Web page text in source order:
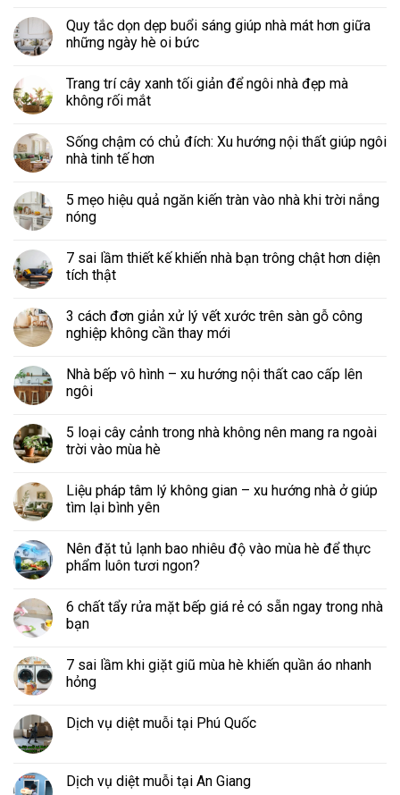
Quy tắc dọn dẹp buổi sáng giúp nhà mát hơn giữa
những ngày hè oi bức
Trang trí cây xanh tối giản để ngôi nhà đẹp mà
không rối mắt
Sống chậm có chủ đích: Xu hướng nội thất giúp ngôi
nhà tinh tế hơn
5 mẹo hiệu quả ngăn kiến tràn vào nhà khi trời nắng
nóng
7 sai lầm thiết kế khiến nhà bạn trông chật hơn diện
tích thật
3 cách đơn giản xử lý vết xước trên sàn gỗ công
nghiệp không cần thay mới
Nhà bếp vô hình – xu hướng nội thất cao cấp lên
ngôi
5 loại cây cảnh trong nhà không nên mang ra ngoài
trời vào mùa hè
Liệu pháp tâm lý không gian – xu hướng nhà ở giúp
tìm lại bình yên
Nên đặt tủ lạnh bao nhiêu độ vào mùa hè để thực
phẩm luôn tươi ngon?
6 chất tẩy rửa mặt bếp giá rẻ có sẵn ngay trong nhà
bạn
7 sai lầm khi giặt giũ mùa hè khiến quần áo nhanh
hỏng
Dịch vụ diệt muỗi tại Phú Quốc
Dịch vụ diệt muỗi tại An Giang